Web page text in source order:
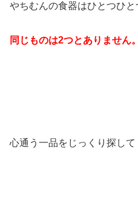
やちむんの食器はひとつひと
同じものは2つとありません。
心通う一品をじっくり探して